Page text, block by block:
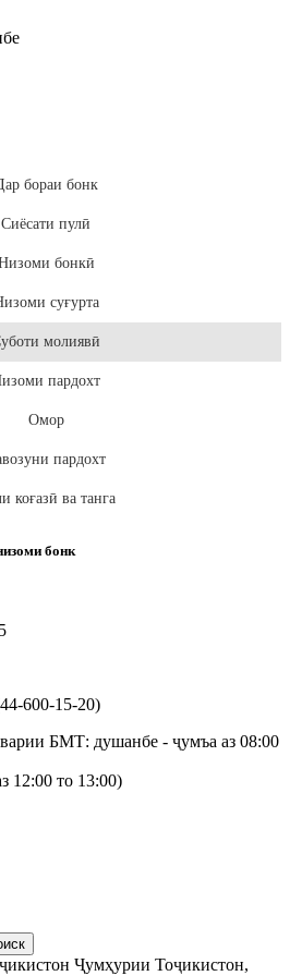
бораи бонк
Сиёсати пулӣ
бонкӣ
суғурта
молиявӣ
пардохт
Омор
пардохт
коғазӣ ва танга
бонк
600-15-20)
БМТ: душанбе - ҷумъа аз 08:00
12:00 то 13:00)
Ҷумҳурии Тоҷикистон,